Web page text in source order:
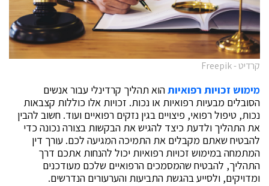
קרדיט - Freepik
מימוש זכויות רפואיותהוא תהליך קרדינלי עבור אנשים
הסובלים מבעיות רפואיות או נכות. זכויות אלו כוללות קצבאות
נכות, טיפול רפואי, פיצויים בגין נזקים רפואיים ועוד. חשוב להבין
את התהליך ולדעת כיצד להגיש את הבקשות בצורה נכונה כדי
להבטיח שאתם מקבלים את התמיכה המגיעה לכם. עורך דין
המתמחה במימוש זכויות רפואיות יכול להנחות אתכם דרך
התהליך, להבטיח שהמסמכים הרפואיים שלכם מעודכנים
ומדויקים, ולסייע בהגשת התביעות והערעורים הנדרשים.